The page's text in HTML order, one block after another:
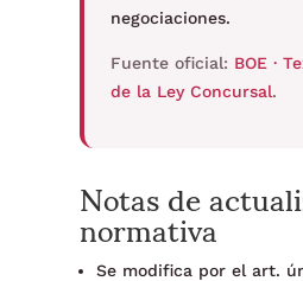
negociaciones.
Fuente oficial: BOE ·
de la Ley Concursal.
Notas de
normativa
Se modifica por el art.